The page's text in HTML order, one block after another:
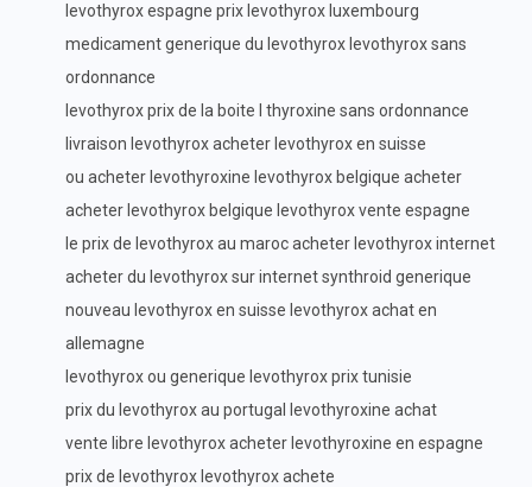
levothyrox espagne prix levothyrox luxembourg
medicament generique du levothyrox levothyrox sans
ordonnance
levothyrox prix de la boite l thyroxine sans ordonnance
livraison levothyrox acheter levothyrox en suisse
ou acheter levothyroxine levothyrox belgique acheter
acheter levothyrox belgique levothyrox vente espagne
le prix de levothyrox au maroc acheter levothyrox internet
acheter du levothyrox sur internet synthroid generique
nouveau levothyrox en suisse levothyrox achat en
allemagne
levothyrox ou generique levothyrox prix tunisie
prix du levothyrox au portugal levothyroxine achat
vente libre levothyrox acheter levothyroxine en espagne
prix de levothyrox levothyrox achete